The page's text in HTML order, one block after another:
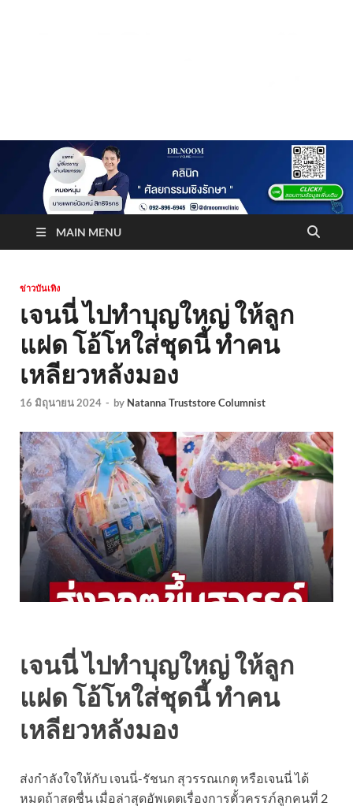
Truststoreonline
MAIN MENU
ข่าวบันเทิง
เจนนี่ ไปทำบุญใหญ่ ให้ลูก
แฝด โอ้โหใส่ชุดนี้ ทำคน
เหลียวหลังมอง
16 มิถุนายน 2024 - by Natanna Truststore Columnist
เจนนี่ ไปทำบุญใหญ่ ให้ลูก
แฝด โอ้โหใส่ชุดนี้ ทำคน
เหลียวหลังมอง
ส่งกำลังใจให้กับ เจนนี่-รัชนก สุวรรณเกตุ หรือเจนนี่ ได้
หมดถ้าสดชื่น เมื่อล่าสุดอัพเดตเรื่องการตั้วครรภ์ลูกคนที่ 2